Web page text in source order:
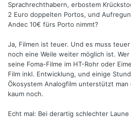
Sprachrechthabern, erbostem
2 Euro doppelten Portos, und
Andec 10€ fürs Porto nimmt?
Ja, Filmen ist teuer. Und es muss
noch eine Weile weiter möglich ist.
seine Foma-Filme im HT-Rohr oder
Film inkl. Entwicklung, und einige
Ökosystem Analogfilm unterstützt man
kaum noch.
Echt mal: Bei derartig schlechter